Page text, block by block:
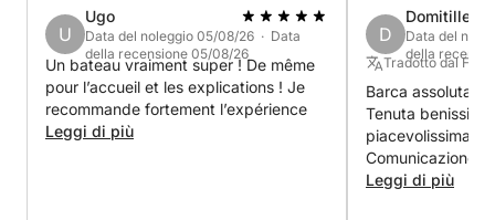
E per un divertimento ancora maggiore, è possibile
noleggiare un Seabob come extra su richiesta.
Prenota ora e vivi una giornata in mare che unisce
relax, emozioni e panorami eccezionali.
U
Ugo
Data del noleggio 05/08/26 · Data
della recensione 05/08/26
Un bateau vraiment super ! De même
pour l’accueil et les explications ! Je
recommande fortement l’expérience
Leggi di più
D
Domitille
Data del
della
Tradotto dal
Barca
Tenuta
piacevolissima
Comunicazione
benvenuto da
Leggi di più